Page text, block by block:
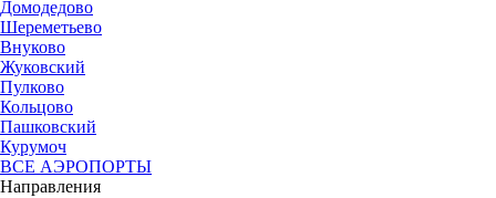
Домодедово
Шереметьево
Внуково
Жуковский
Пулково
Кольцово
Пашковский
Курумоч
ВСЕ АЭРОПОРТЫ
Направления